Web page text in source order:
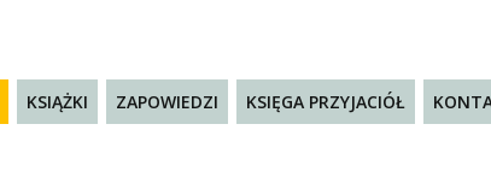
KSIĄŻKI ZAPOWIEDZI KSIĘGA PRZYJACIÓŁ